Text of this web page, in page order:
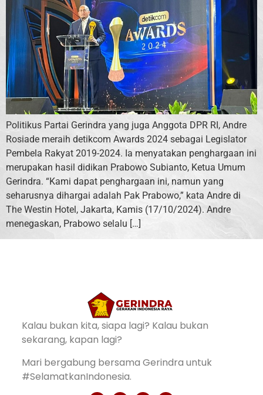
Politikus Partai Gerindra yang juga Anggota DPR RI, Andre
Rosiade meraih detikcom Awards 2024 sebagai Legislator
Pembela Rakyat 2019-2024. Ia menyatakan penghargaan ini
merupakan hasil didikan Prabowo Subianto, Ketua Umum
Gerindra. “Kami dapat penghargaan ini, namun yang
seharusnya dihargai adalah Pak Prabowo,” kata Andre di
The Westin Hotel, Jakarta, Kamis (17/10/2024). Andre
menegaskan, Prabowo selalu […]
Kalau bukan kita, siapa lagi? Kalau bukan
sekarang, kapan lagi?
Mari bergabung bersama Gerindra untuk
#SelamatkanIndonesia.